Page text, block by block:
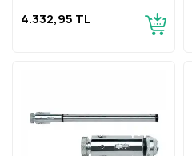
4.332,95 TL